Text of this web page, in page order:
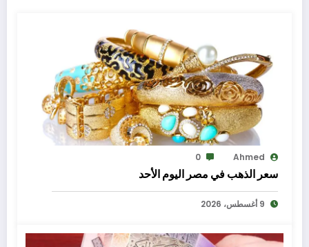
Ahmed
0
سعر الذهب في مصر اليوم الأحد
9 أغسطس، 2026